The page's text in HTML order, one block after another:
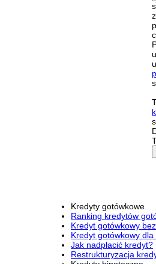
Kredyty gotówkowe
Ranking kredytów
Kredyt gotówkowy
Kredyt gotówkowy
Jak nadpłacić kredyt?
Restrukturyzacja